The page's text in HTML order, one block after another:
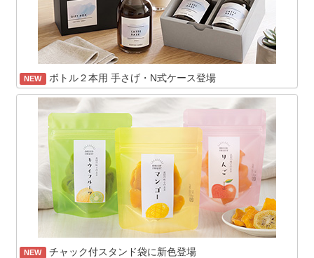
NEW ボトル２本用 手さげ・N式ケース登場
NEW チャック付スタンド袋に新色登場